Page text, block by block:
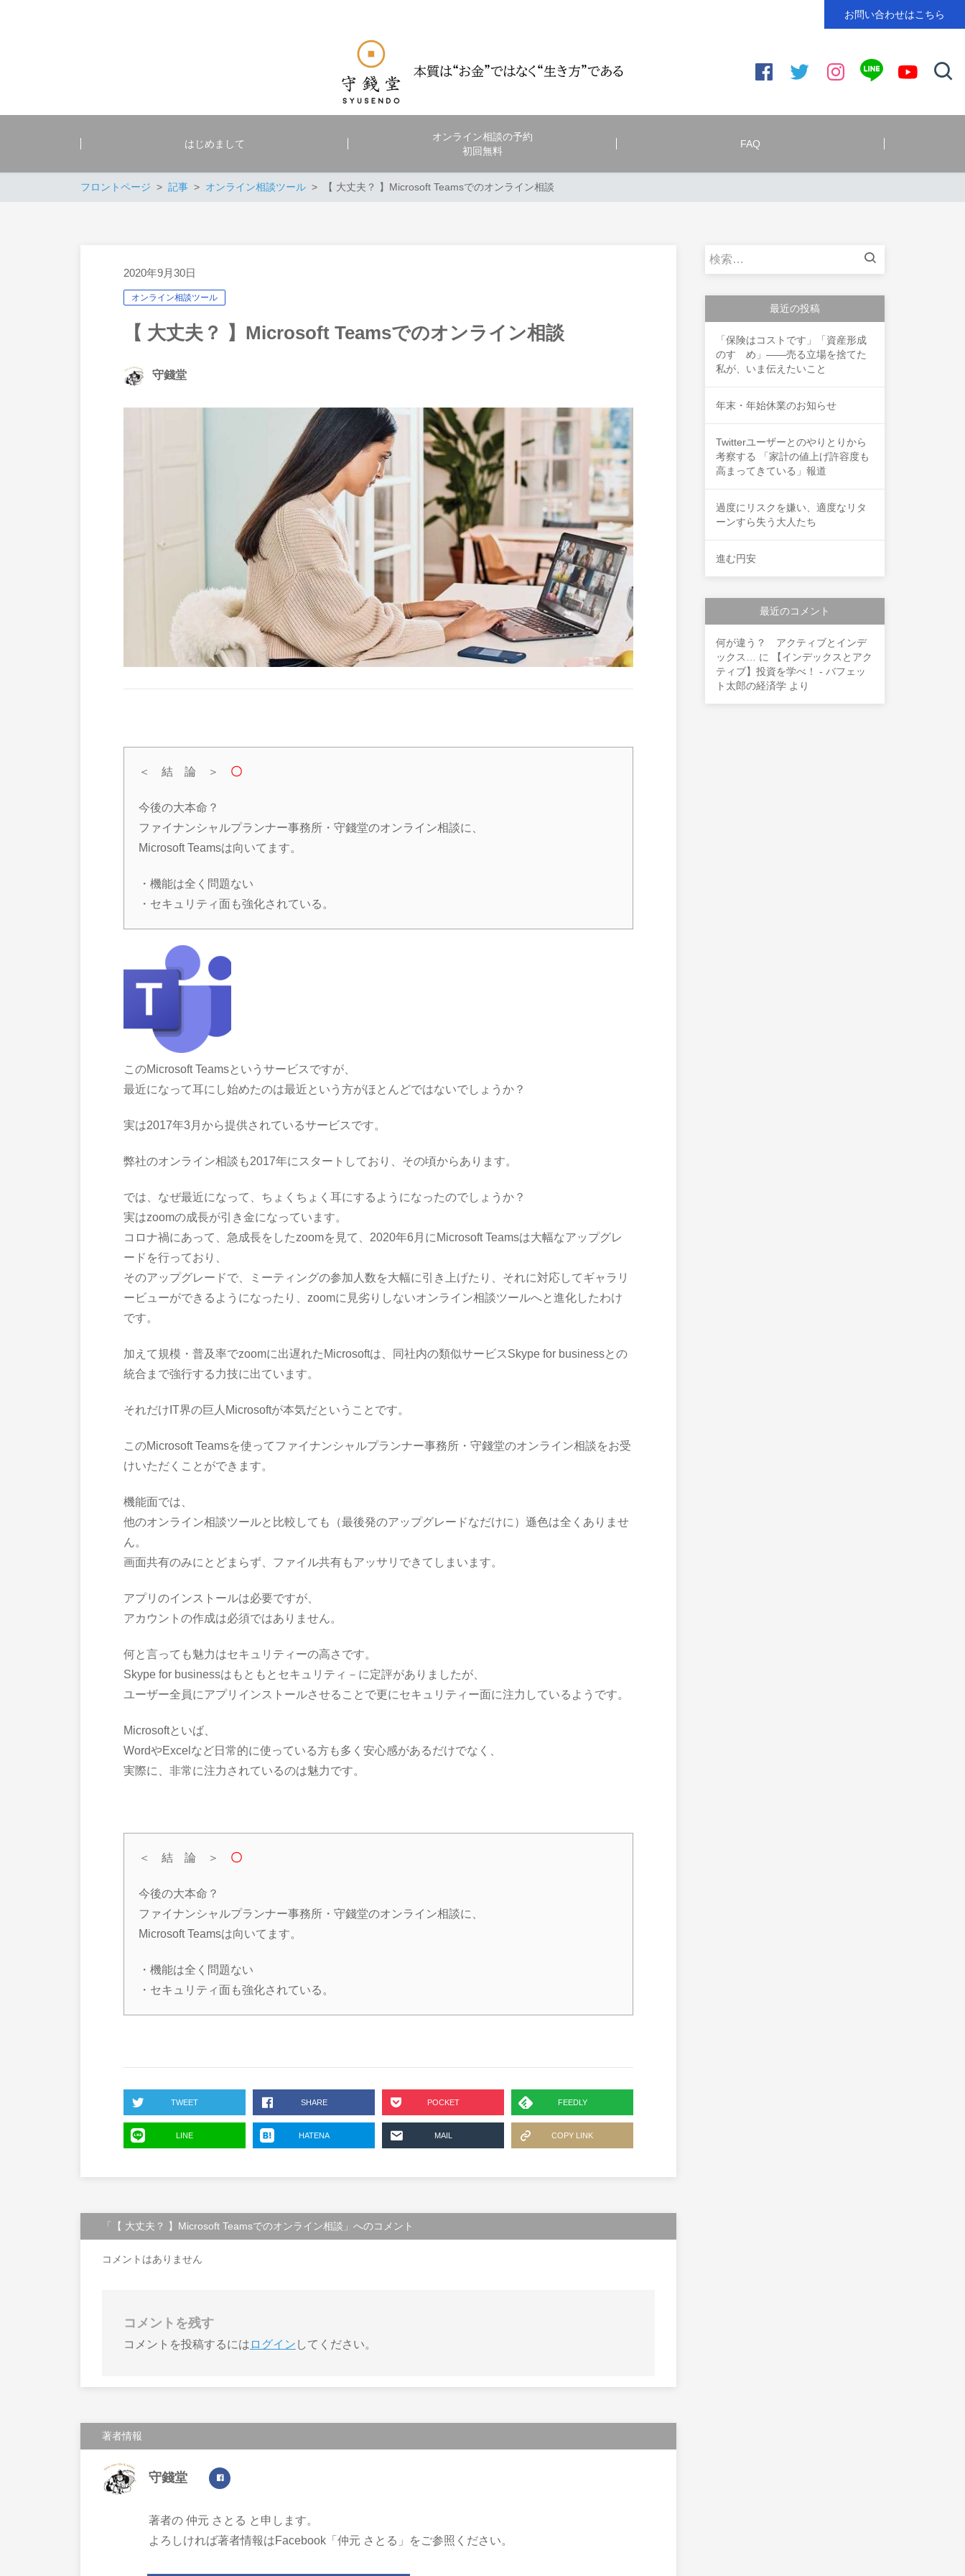
お問い合わせはこちら
はじめまして
オンライン相談の予約
初回無料
FAQ
フロントページ 記事 オンライン相談ツール 【 大丈夫？ 】Microsoft Teamsでのオンライン相談
2020年9月30日
オンライン相談ツール
【 大丈夫？ 】Microsoft Teamsでのオンライン相談
守錢堂
＜ 結 論 ＞ 〇
今後の大本命？
ファイナンシャルプランナー事務所・守錢堂のオンライン相談に、
Microsoft Teamsは向いてます。
・機能は全く問題ない
・セキュリティ面も強化されている。
このMicrosoft Teamsというサービスですが、
最近になって耳にし始めたのは最近という方がほとんどではないでしょうか？
実は2017年3月から提供されているサービスです。
弊社のオンライン相談も2017年にスタートしており、その頃からあります。
では、なぜ最近になって、ちょくちょく耳にするようになったのでしょうか？
実はzoomの成長が引き金になっています。
コロナ禍にあって、急成長をしたzoomを見て、2020年6月にMicrosoft Teamsは大幅なアップグレ
ードを行っており、
そのアップグレードで、ミーティングの参加人数を大幅に引き上げたり、それに対応してギャラリ
ービューができるようになったり、zoomに見劣りしないオンライン相談ツールへと進化したわけ
です。
加えて規模・普及率でzoomに出遅れたMicrosoftは、同社内の類似サービスSkype for businessとの
統合まで強行する力技に出ています。
それだけIT界の巨人Microsoftが本気だということです。
このMicrosoft Teamsを使ってファイナンシャルプランナー事務所・守錢堂のオンライン相談をお受
けいただくことができます。
機能面では、
他のオンライン相談ツールと比較しても（最後発のアップグレードなだけに）遜色は全くありませ
ん。
画面共有のみにとどまらず、ファイル共有もアッサリできてしまいます。
アプリのインストールは必要ですが、
アカウントの作成は必須ではありません。
何と言っても魅力はセキュリティーの高さです。
Skype for businessはもともとセキュリティ－に定評がありましたが、
ユーザー全員にアプリインストールさせることで更にセキュリティー面に注力しているようです。
Microsoftといば、
WordやExcelなど日常的に使っている方も多く安心感があるだけでなく、
実際に、非常に注力されているのは魅力です。
＜ 結 論 ＞ 〇
今後の大本命？
ファイナンシャルプランナー事務所・守錢堂のオンライン相談に、
Microsoft Teamsは向いてます。
・機能は全く問題ない
・セキュリティ面も強化されている。
TWEET SHARE POCKET FEEDLY
LINE HATENA MAIL COPY LINK
「【 大丈夫？ 】Microsoft Teamsでのオンライン相談」へのコメント
コメントはありません
コメントを残す
コメントを投稿するには ログイン してください。
著者情報
守錢堂
著者の 仲元 さとる と申します。
よろしければ著者情報はFacebook「仲元 さとる」をご参照ください。
検
最近の投稿
「保険はコストです」「資産形成
のすゝめ」――売る立場を捨てた
私が、いま伝えたいこと
年末・年始休業のお知らせ
Twitterユーザーとのやりとりから
考察する 「家計の値上げ許容度も
高まってきている」報道
過度にリスクを嫌い、適度なリタ
ーンすら失う大人たち
進む円安
最近のコメント
何が違う？ アクティブとインデ
ックス…
に
【インデックスとアク
ティブ】投資を学べ！ - バフェッ
ト太郎の経済学 より